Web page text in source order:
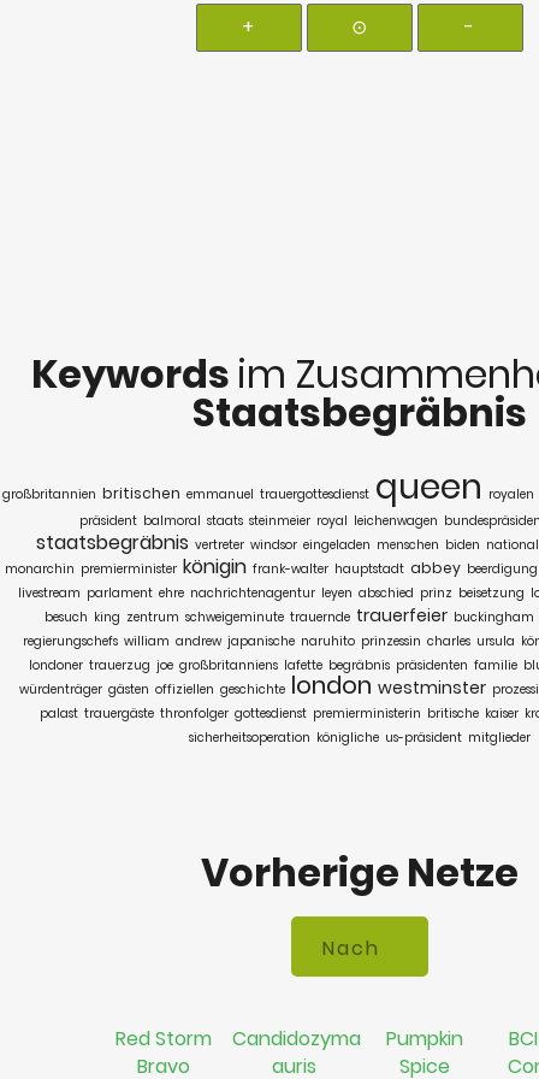
+ ⊙ -
Keywords im
Staatsbegräbnis
großbritannien britischen emmanuel trauergottesdienst queen royalen
präsident balmoral staats steinmeier royal leichenwagen
staatsbegräbnis vertreter windsor eingeladen menschen biden
monarchin premierminister königin frank-walter hauptstadt abbey beerdigung
livestream parlament ehre nachrichtenagentur leyen abschied prinz beisetzung
besuch king zentrum schweigeminute trauernde trauerfeier buckingham
regierungschefs william andrew japanische naruhito prinzessin charles ursula
londoner trauerzug joe großbritanniens lafette begräbnis präsidenten familie
würdenträger gästen offiziellen geschichte london westminster
palast trauergäste thronfolger gottesdienst premierministerin britische kaiser
sicherheitsoperation königliche us-präsident mitglieder
Vorherige Netze
Red Storm
Bravo
Candidozyma
auris
Pumpkin
Spice